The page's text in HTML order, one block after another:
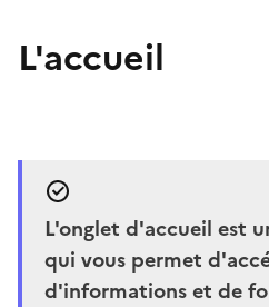
L'accueil
L'onglet d'accueil est
qui vous permet
d'informations et de